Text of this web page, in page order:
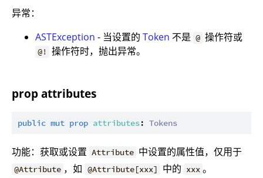
异常：
ASTException - 当设置的 Token 不是 @ 操作符或
@! 操作符时，抛出异常。
prop attributes
public mut prop attributes: Tokens
功能：获取或设置 Attribute 中设置的属性值，仅用于
@Attribute ，如 @Attribute[xxx] 中的 xxx 。